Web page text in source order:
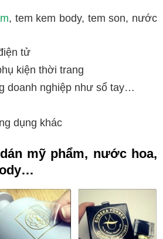
, tem kem body, tem son, nước
tử
kiện thời trang
doanh nghiệp như sổ tay…
dụng khác
mỹ phẩm, nước hoa,